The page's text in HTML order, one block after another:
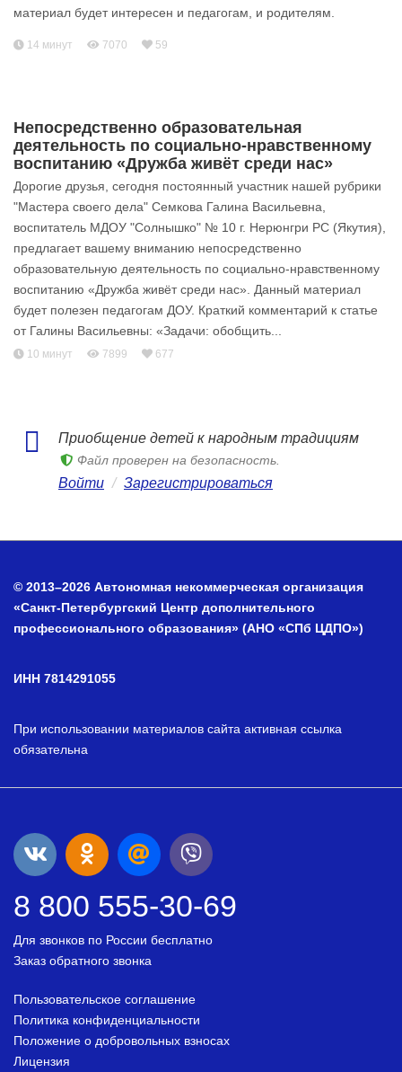
материал будет интересен и педагогам, и родителям.
14 минут 7070 59
Непосредственно образовательная
деятельность по социально-нравственному
воспитанию «Дружба живёт среди нас»
Дорогие друзья, сегодня постоянный участник нашей рубрики
"Мастера своего дела" Семкова Галина Васильевна,
воспитатель МДОУ "Солнышко" № 10 г. Нерюнгри РС (Якутия),
предлагает вашему вниманию непосредственно
образовательную деятельность по социально-нравственному
воспитанию «Дружба живёт среди нас». Данный материал
будет полезен педагогам ДОУ. Краткий комментарий к статье
от Галины Васильевны: «Задачи: обобщить...
10 минут 7899 677
Приобщение детей к народным традициям
Файл проверен на безопасность.
Войти / Зарегистрироваться
© 2013–2026 Автономная некоммерческая организация
«Санкт-Петербургский Центр дополнительного
профессионального образования» (АНО «СПб ЦДПО»)
ИНН 7814291055
При использовании материалов сайта активная ссылка
обязательна
8 800 555-30-69
Для звонков по России бесплатно
Заказ обратного звонка
Пользовательское соглашение
Политика конфиденциальности
Положение о добровольных взносах
Лицензия